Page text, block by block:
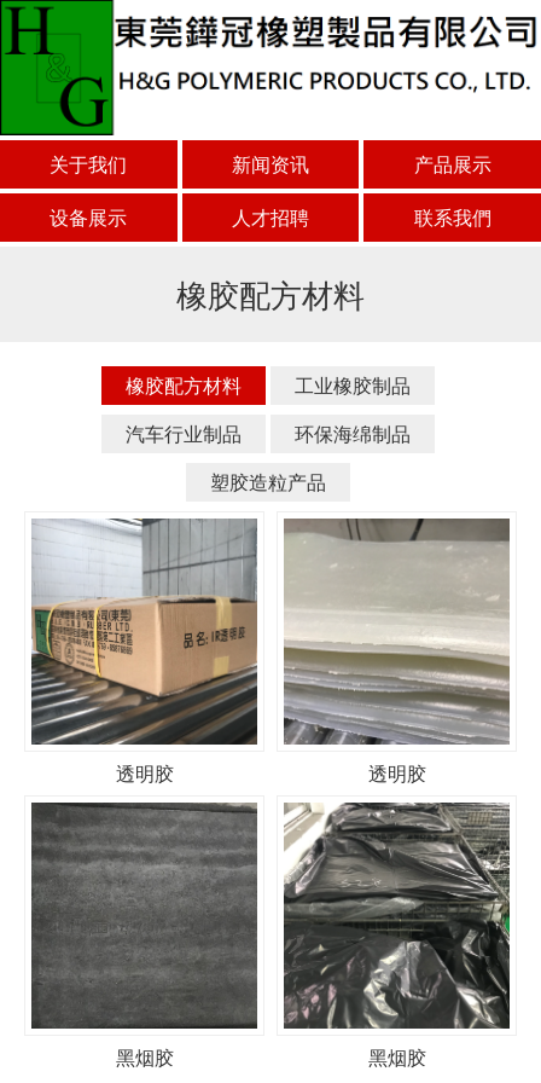
关于我们 新闻资讯
产品展示
设备展示
人才招聘 联系我們
橡胶配方材料
橡胶配方材料
工业橡胶制品
汽车行业制品
环保海绵制品
塑胶造粒产品
透明胶 透明胶
黑烟胶 黑烟胶